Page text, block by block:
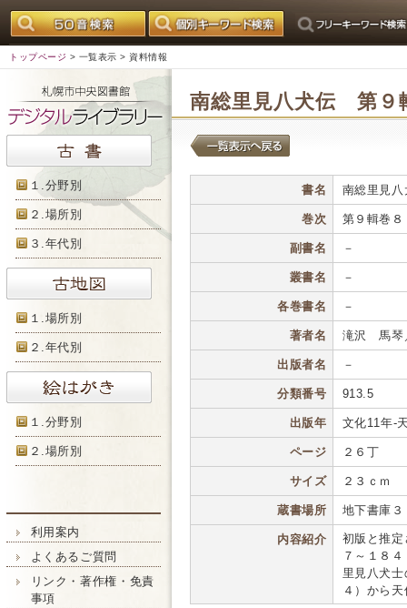
トップページ > 一覧表示 > 資料情報
１.分野別
２.場所別
３.年代別
１.場所別
２.年代別
１.分野別
２.場所別
利用案内
よくあるご質問
リンク・著作権・免責
事項
南総里見八犬伝 第９
書名 南総里見八
巻次 第９輯巻８
副書名 －
叢書名 －
各巻書名 －
著者名 滝沢 馬琴
出版者名 －
分類番号 913.5
出版年 文化11年-
ページ ２６丁
サイズ ２３ｃｍ
蔵書場所 地下書庫３
内容紹介
初版と推
７～１８
里見八犬
４）から